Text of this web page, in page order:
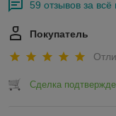
59 отзывов за всё
Покупатель
Сделка